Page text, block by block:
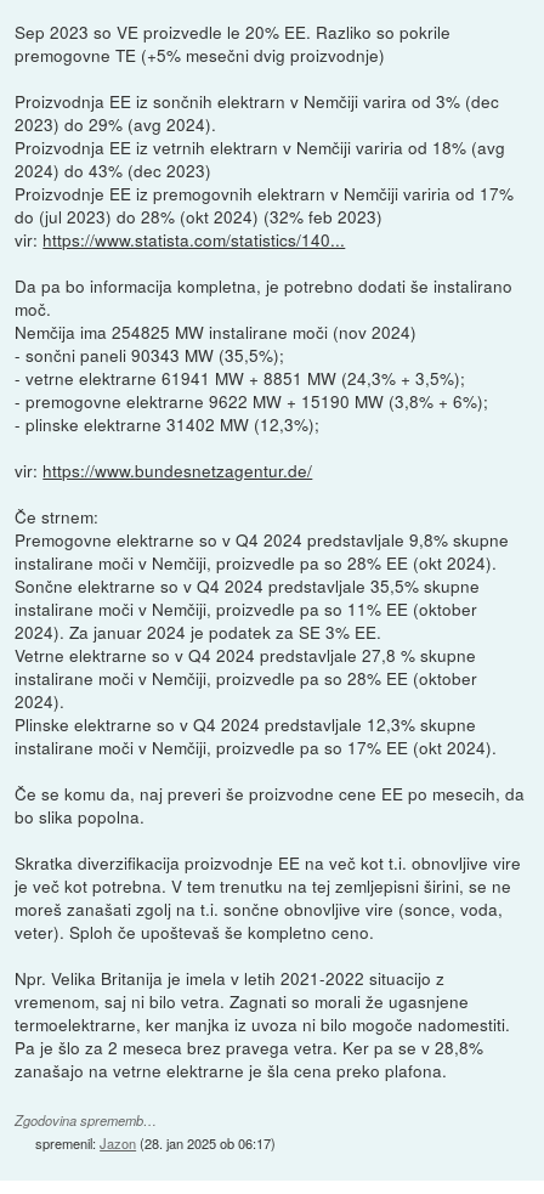
Sep 2023 so VE proizvedle le 20% EE. Razliko so pokrile
premogovne TE (+5% mesečni dvig proizvodnje)
Proizvodnja EE iz sončnih elektrarn v Nemčiji varira od 3% (dec
2023) do 29% (avg 2024).
Proizvodnja EE iz vetrnih elektrarn v Nemčiji variria od 18% (avg
2024) do 43% (dec 2023)
Proizvodnje EE iz premogovnih elektrarn v Nemčiji variria od 17%
do (jul 2023) do 28% (okt 2024) (32% feb 2023)
vir: https://www.statista.com/statistics/140...
Da pa bo informacija kompletna, je potrebno dodati še instalirano
moč.
Nemčija ima 254825 MW instalirane moči (nov 2024)
- sončni paneli 90343 MW (35,5%);
- vetrne elektrarne 61941 MW + 8851 MW (24,3% + 3,5%);
- premogovne elektrarne 9622 MW + 15190 MW (3,8% + 6%);
- plinske elektrarne 31402 MW (12,3%);
vir: https://www.bundesnetzagentur.de/
Če strnem:
Premogovne elektrarne so v Q4 2024 predstavljale 9,8% skupne
instalirane moči v Nemčiji, proizvedle pa so 28% EE (okt 2024).
Sončne elektrarne so v Q4 2024 predstavljale 35,5% skupne
instalirane moči v Nemčiji, proizvedle pa so 11% EE (oktober
2024). Za januar 2024 je podatek za SE 3% EE.
Vetrne elektrarne so v Q4 2024 predstavljale 27,8 % skupne
instalirane moči v Nemčiji, proizvedle pa so 28% EE (oktober
2024).
Plinske elektrarne so v Q4 2024 predstavljale 12,3% skupne
instalirane moči v Nemčiji, proizvedle pa so 17% EE (okt 2024).
Če se komu da, naj preveri še proizvodne cene EE po mesecih, da
bo slika popolna.
Skratka diverzifikacija proizvodnje EE na več kot t.i. obnovljive vire
je več kot potrebna. V tem trenutku na tej zemljepisni širini, se ne
moreš zanašati zgolj na t.i. sončne obnovljive vire (sonce, voda,
veter). Sploh če upoštevaš še kompletno ceno.
Npr. Velika Britanija je imela v letih 2021-2022 situacijo z
vremenom, saj ni bilo vetra. Zagnati so morali že ugasnjene
termoelektrarne, ker manjka iz uvoza ni bilo mogoče nadomestiti.
Pa je šlo za 2 meseca brez pravega vetra. Ker pa se v 28,8%
zanašajo na vetrne elektrarne je šla cena preko plafona.
Zgodovina sprememb…
spremenil:Jazon(28. jan 2025 ob 06:17)